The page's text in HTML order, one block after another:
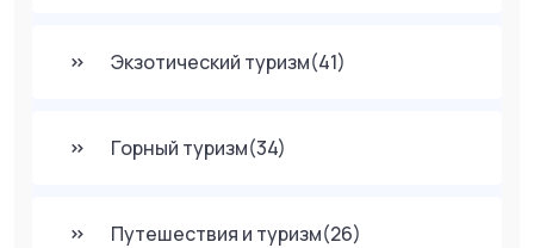
Экзотический туризм(41)
Горный туризм(34)
Путешествия и туризм(26)